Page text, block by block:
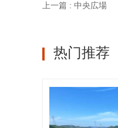
上一篇 : 中央広場
热门推荐